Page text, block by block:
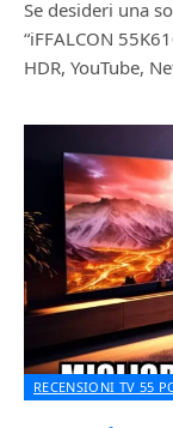
Se desideri una
“iFFALCON
HDR, YouTube,
RECENSIONI TV 55